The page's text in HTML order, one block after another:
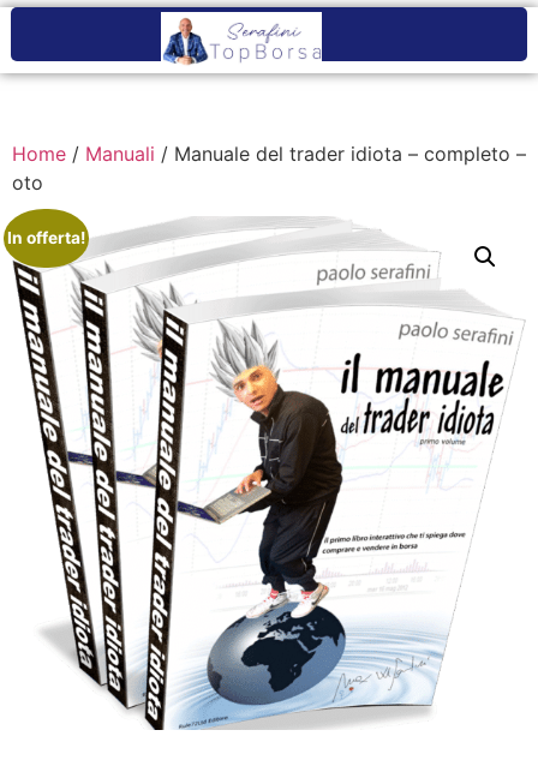
Home / Manuali / Manuale del trader idiota – completo –
oto
In offerta!